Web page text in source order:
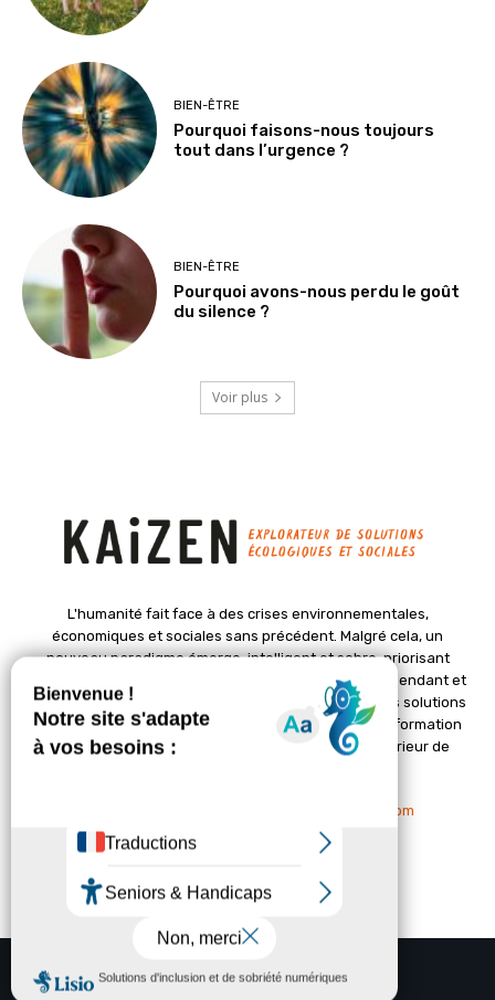
BIEN-ÊTRE
Pourquoi faisons-nous toujours
tout dans l’urgence ?
BIEN-ÊTRE
Pourquoi avons-nous perdu le goût
du silence ?
Voir plus
L'humanité fait face à des crises environnementales,
économiques et sociales sans précédent. Malgré cela, un
nouveau paradigme émerge, intelligent et sobre, priorisant
l'épanouissement de la vie. Le magazine Kaizen, indépendant et
positif, met en lumière des initiatives pionnières et des solutions
créatives pour un avenir meilleur. Il croit en une transformation
profonde des sociétés grâce à un changement intérieur de
contact@kaizen-magazine.com
A propos
Contact